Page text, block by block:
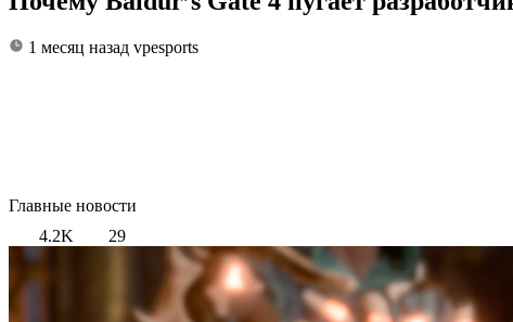
1 месяц назад vpesports
Главные новости
4.2K
29